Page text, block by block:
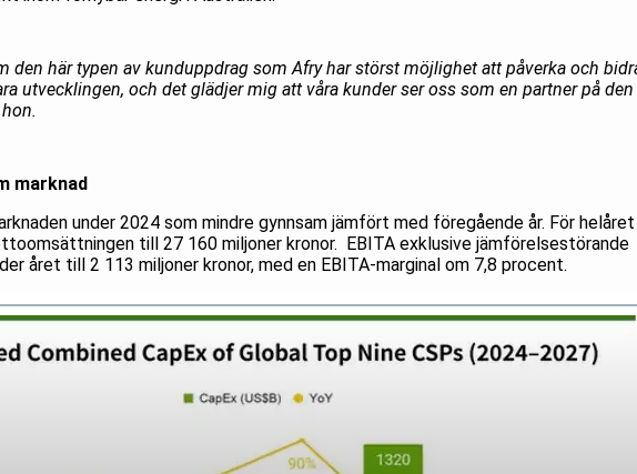
den här typen av kunduppdrag som Afry har störst möjlighet att påverka och
utvecklingen, och det glädjer mig att våra kunder ser oss som en partner på den
marknad
under 2024 som mindre gynnsam jämfört med föregående år. För helåret
till 27 160 miljoner kronor. EBITA exklusive jämförelsestörande
året till 2 113 miljoner kronor, med en EBITA-marginal om 7,8 procent.